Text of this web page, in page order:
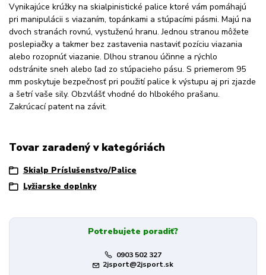
Vynikajúce krúžky na skialpinistické palice ktoré vám pomáhajú
pri manipulácii s viazaním, topánkami a stúpacími pásmi. Majú na
dvoch stranách rovnú, vystuženú hranu. Jednou stranou môžete
poslepiačky a takmer bez zastavenia nastaviť pozíciu viazania
alebo rozopnúť viazanie. Dlhou stranou účinne a rýchlo
odstránite sneh alebo ľad zo stúpacieho pásu. S priemerom 95
mm poskytuje bezpečnosť pri použití palice k výstupu aj pri zjazde
a šetrí vaše sily. Obzvlášť vhodné do hlbokého prašanu.
Zakrúcací patent na závit.
Tovar zaradený v kategóriách
Skialp Príslušenstvo/Palice
Lyžiarske doplnky
Potrebujete poradiť?
0903 502 327
2jsport@2jsport.sk